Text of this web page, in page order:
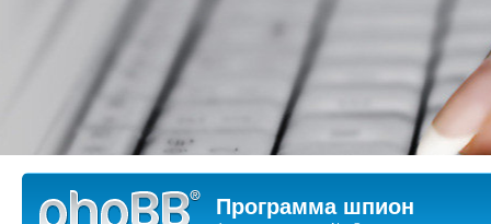
Программа шпион